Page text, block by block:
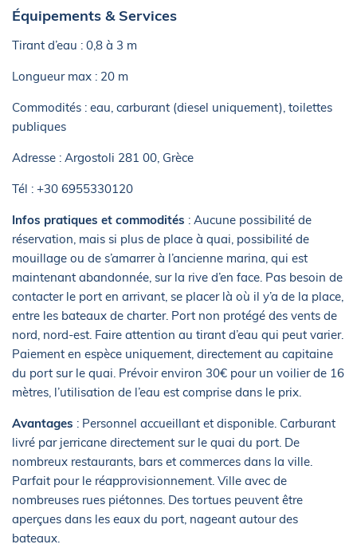
Équipements & Services
Tirant d’eau : 0,8 à 3 m
Longueur max : 20 m
Commodités : eau, carburant (diesel uniquement), toilettes
publiques
Adresse : Argostoli 281 00, Grèce
Tél : +30 6955330120
Infos pratiques et commodités : Aucune possibilité de
réservation, mais si plus de place à quai, possibilité de
mouillage ou de s’amarrer à l’ancienne marina, qui est
maintenant abandonnée, sur la rive d’en face. Pas besoin de
contacter le port en arrivant, se placer là où il y’a de la place,
entre les bateaux de charter. Port non protégé des vents de
nord, nord-est. Faire attention au tirant d’eau qui peut varier.
Paiement en espèce uniquement, directement au capitaine
du port sur le quai. Prévoir environ 30€ pour un voilier de 16
mètres, l’utilisation de l’eau est comprise dans le prix.
Avantages : Personnel accueillant et disponible. Carburant
livré par jerricane directement sur le quai du port. De
nombreux restaurants, bars et commerces dans la ville.
Parfait pour le réapprovisionnement. Ville avec de
nombreuses rues piétonnes. Des tortues peuvent être
aperçues dans les eaux du port, nageant autour des
bateaux.